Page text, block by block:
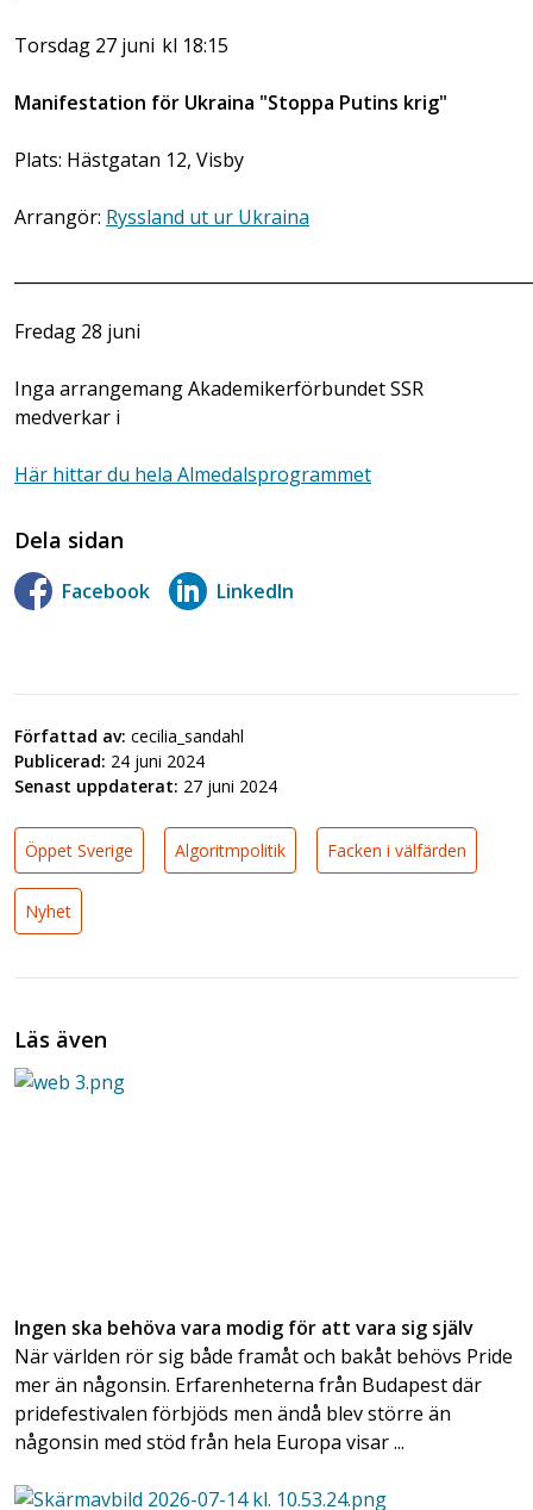
Torsdag 27 juni kl 18:15
Manifestation för Ukraina "Stoppa Putins krig"
Plats: Hästgatan 12, Visby
Arrangör: Ryssland ut ur Ukraina
Fredag 28 juni
Inga arrangemang Akademikerförbundet SSR
medverkar i
Här hittar du hela Almedalsprogrammet
Dela sidan
Facebook LinkedIn
Författad av: cecilia_sandahl
Publicerad: 24 juni 2024
Senast uppdaterat: 27 juni 2024
Öppet Sverige Algoritmpolitik Facken i välfärden
Nyhet
Läs även
Ingen ska behöva vara modig för att vara sig själv
När världen rör sig både framåt och bakåt behövs Pride
mer än någonsin. Erfarenheterna från Budapest där
pridefestivalen förbjöds men ändå blev större än
någonsin med stöd från hela Europa visar ...